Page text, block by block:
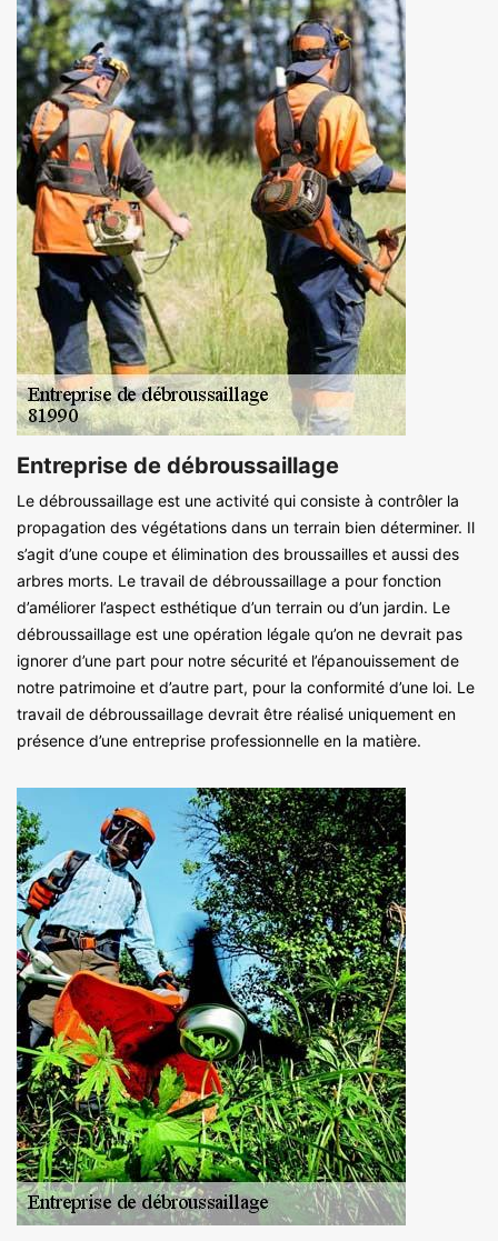
Entreprise de débroussaillage
Le débroussaillage est une activité qui consiste à contrôler la
propagation des végétations dans un terrain bien déterminer. Il
s’agit d’une coupe et élimination des broussailles et aussi des
arbres morts. Le travail de débroussaillage a pour fonction
d’améliorer l’aspect esthétique d’un terrain ou d’un jardin. Le
débroussaillage est une opération légale qu’on ne devrait pas
ignorer d’une part pour notre sécurité et l’épanouissement de
notre patrimoine et d’autre part, pour la conformité d’une loi. Le
travail de débroussaillage devrait être réalisé uniquement en
présence d’une entreprise professionnelle en la matière.